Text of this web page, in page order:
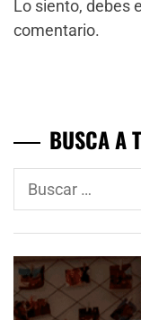
Lo siento, debes
comentario.
BUSCA A
Buscar: